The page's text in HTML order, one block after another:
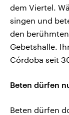
dem Viertel.
singen und
den
Gebetshalle.
Córdoba seit
Beten dürfen
Beten dürfen